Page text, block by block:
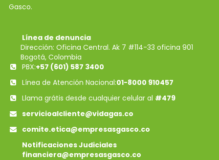
Gasco.
Línea de denuncia
Dirección: Oficina Central. Ak 7 #114-33 oficina 901
Bogotá, Colombia
PBX:+57 (601) 587 3400
Línea de Atención Nacional:01-8000 910457
Llama grátis desde cualquier celular al #479
servicioalcliente@vidagas.co
comite.etica@empresasgasco.co
Notificaciones Judiciales
financiera@empresasgasco.co